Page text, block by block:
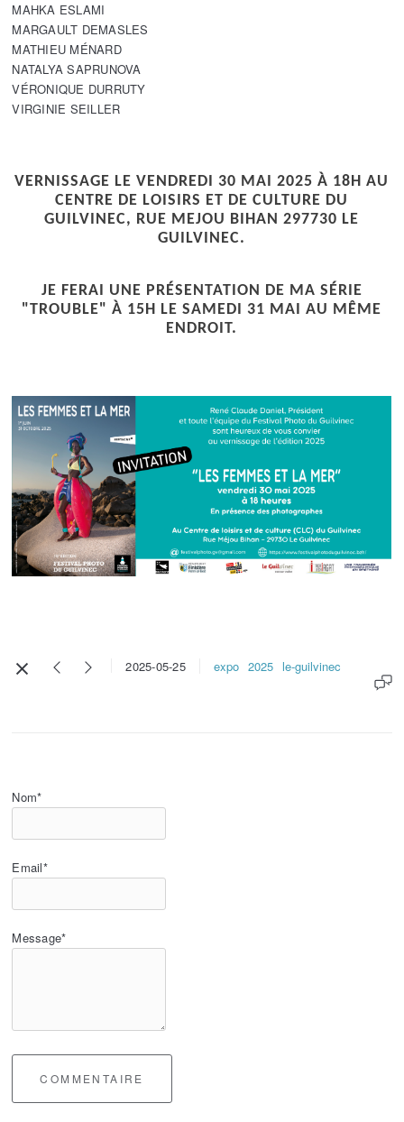
MAHKA ESLAMI
MARGAULT DEMASLES
MATHIEU MÉNARD
NATALYA SAPRUNOVA
VÉRONIQUE DURRUTY
VIRGINIE SEILLER
VERNISSAGE LE VENDREDI 30 MAI 2025 À 18H AU
CENTRE DE LOISIRS ET DE CULTURE DU
GUILVINEC, RUE MEJOU BIHAN 297730 LE
GUILVINEC.
JE FERAI UNE PRÉSENTATION DE MA SÉRIE
"TROUBLE" À 15H LE SAMEDI 31 MAI AU MÊME
ENDROIT.
2025-05-25 expo 2025 le-guilvinec
Nom*
Email*
Message*
COMMENTAIRE